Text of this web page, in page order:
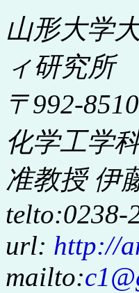
山形大学
ィ研究所
〒992-
化学工学
准教授 伊
telto:0238-
url: http://
mailto:c1